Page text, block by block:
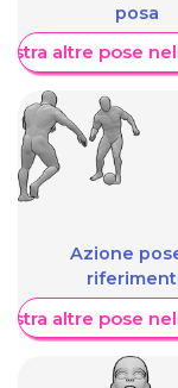
posa
altre pose
Azione
altre pose